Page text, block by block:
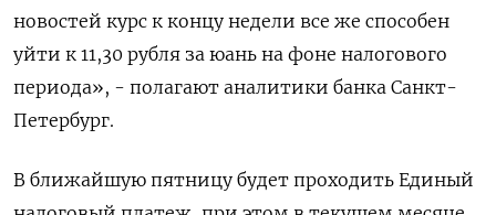
новостей курс к концу недели все же способен
уйти к 11,30 рубля за юань на фоне налогового
периода», - полагают аналитики банка Санкт-
Петербург.
В ближайшую пятницу будет проходить Единый